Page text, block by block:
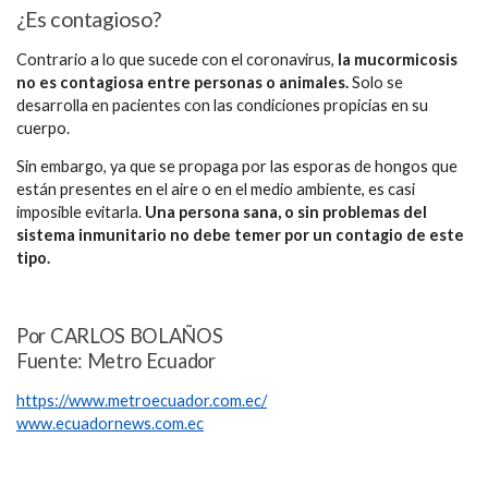
¿Es contagioso?
Contrario a lo que sucede con el coronavirus, la mucormicosis
no es contagiosa entre personas o animales.Solo se
desarrolla en pacientes con las condiciones propicias en su
cuerpo.
Sin embargo, ya que se propaga por las esporas de hongos que
están presentes en el aire o en el medio ambiente, es casi
imposible evitarla. Una persona sana, o sin problemas del
sistema inmunitario no debe temer por un contagio de este
tipo.
Por CARLOS BOLAÑOS
Fuente: Metro Ecuador
https://www.metroecuador.com.ec/
www.ecuadornews.com.ec